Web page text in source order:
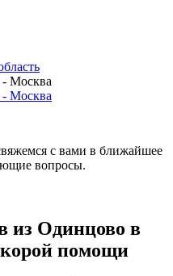
Москва
с вами в ближайшее
вопросы.
из Одинцово в
помощи